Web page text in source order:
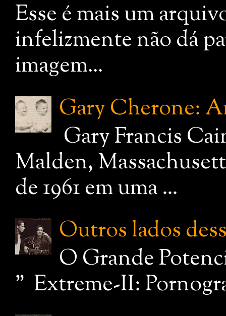
Esse é mais um
infelizmente não dá
imagem...
Gary Cherone:
Gary Francis
Malden,
de 1961 em uma ...
Outros lados
O Grande
" Extreme-II: